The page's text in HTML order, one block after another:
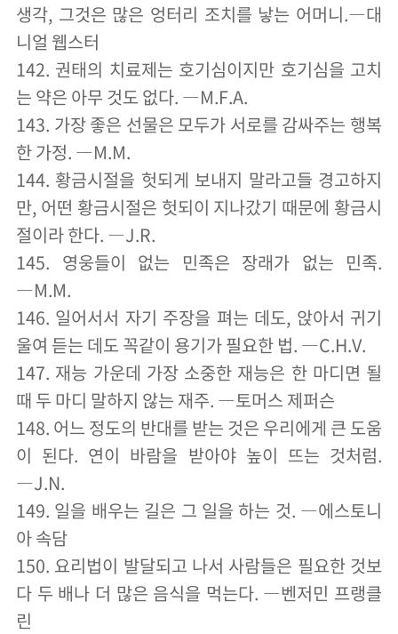
생각, 그것은 많은 엉터리 조치를 낳는 어머니.―대
니얼 웹스터
142. 권태의 치료제는 호기심이지만 호기심을 고치
는 약은 아무 것도 없다. ―M.F.A.
143. 가장 좋은 선물은 모두가 서로를 감싸주는 행복
한 가정. ―M.M.
144. 황금시절을 헛되게 보내지 말라고들 경고하지
만, 어떤 황금시절은 헛되이 지나갔기 때문에 황금시
절이라 한다. ―J.R.
145. 영웅들이 없는 민족은 장래가 없는 민족.
―M.M.
146. 일어서서 자기 주장을 펴는 데도, 앉아서 귀기
울여 듣는 데도 꼭같이 용기가 필요한 법. ―C.H.V.
147. 재능 가운데 가장 소중한 재능은 한 마디면 될
때 두 마디 말하지 않는 재주. ―토머스 제퍼슨
148. 어느 정도의 반대를 받는 것은 우리에게 큰 도움
이 된다. 연이 바람을 받아야 높이 뜨는 것처럼.
―J.N.
149. 일을 배우는 길은 그 일을 하는 것. ―에스토니
아 속담
150. 요리법이 발달되고 나서 사람들은 필요한 것보
다 두 배나 더 많은 음식을 먹는다. ―벤저민 프랭클
린